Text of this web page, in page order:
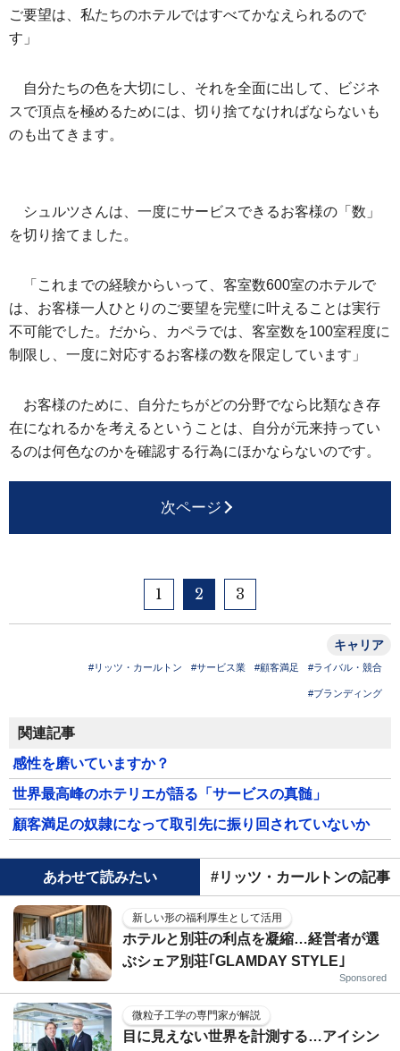
ご要望は、私たちのホテルではすべてかなえられるので
す」
自分たちの色を大切にし、それを全面に出して、ビジネ
スで頂点を極めるためには、切り捨てなければならないも
のも出てきます。
シュルツさんは、一度にサービスできるお客様の「数」
を切り捨てました。
「これまでの経験からいって、客室数600室のホテルで
は、お客様一人ひとりのご要望を完璧に叶えることは実行
不可能でした。だから、カペラでは、客室数を100室程度に
制限し、一度に対応するお客様の数を限定しています」
お客様のために、自分たちがどの分野でなら比類なき存
在になれるかを考えるということは、自分が元来持ってい
るのは何色なのかを確認する行為にほかならないのです。
次ページ
1 2 3
キャリア
#リッツ・カールトン #サービス業 #顧客満足 #ライバル・競合
#ブランディング
関連記事
感性を磨いていますか？
世界最高峰のホテリエが語る「サービスの真髄」
顧客満足の奴隷になって取引先に振り回されていないか
あわせて読みたい #リッツ・カールトンの記事
新しい形の福利厚生として活用
ホテルと別荘の利点を凝縮…経営者が選
ぶシェア別荘｢GLAMDAY STYLE｣
Sponsored
微粒子工学の専門家が解説
目に見えない世界を計測する…アイシン